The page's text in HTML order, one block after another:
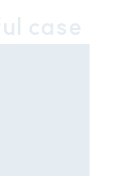
case